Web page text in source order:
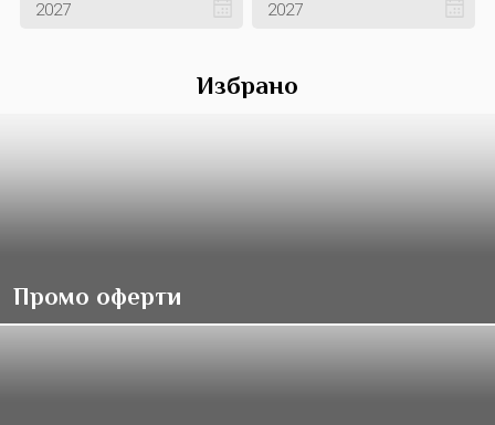
2027 2027
Избрано
Промо оферти